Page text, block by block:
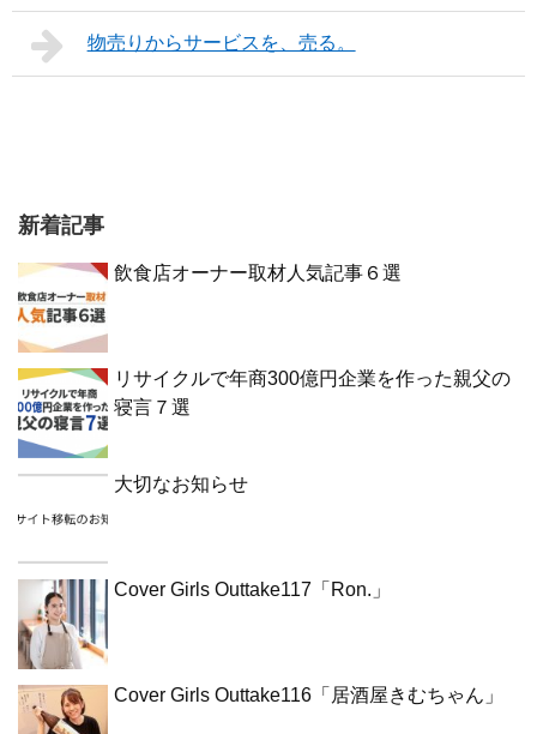
物売りからサービスを、売る。
新着記事
飲食店オーナー取材人気記事６選
リサイクルで年商300億円企業を作った親父の
寝言７選
大切なお知らせ
Cover Girls Outtake117「Ron.」
Cover Girls Outtake116「居酒屋きむちゃん」